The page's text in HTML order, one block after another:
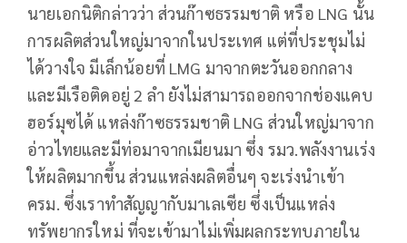
นายเอกนิติกล่าวว่า ส่วนก๊าซธรรมชาติ หรือ LNG นั้น
การผลิตส่วนใหญ่มาจากในประเทศ แต่ที่ประชุมไม่
ได้วางใจ มีเล็กน้อยที่ LMG มาจากตะวันออกกลาง
และมีเรือติดอยู่ 2 ลำ ยังไม่สามารถออกจากช่องแคบ
ฮอร์มุซได้ แหล่งก๊าซธรรมชาติ LNG ส่วนใหญ่มาจาก
อ่าวไทยและมีท่อมาจากเมียนมา ซึ่ง รมว.พลังงานเร่ง
ให้ผลิตมากขึ้น ส่วนแหล่งผลิตอื่นๆ จะเร่งนำเข้า
ครม. ซึ่งเราทำสัญญากับมาเลเซีย ซึ่งเป็นแหล่ง
ทรัพยากรใหม่ ที่จะเข้ามาไม่เพิ่มผลกระทบภายใน